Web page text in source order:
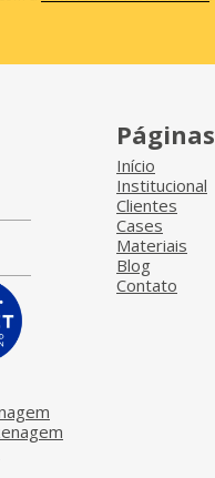
Páginas
Início
Institucional
Clientes
Cases
Materiais
Blog
Contato